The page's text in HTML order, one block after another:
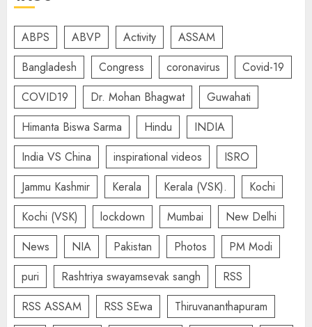
ABPS ABVP Activity
ASSAM
Bangladesh
Congress coronavirus
Covid-19
COVID19
Dr. Mohan Bhagwat
Guwahati
Himanta Biswa Sarma
Hindu
INDIA
India VS China
inspirational videos
ISRO
Jammu Kashmir
Kerala Kerala (VSK).
Kochi
Kochi (VSK)
lockdown Mumbai
New Delhi
News
NIA Pakistan Photos
PM Modi
puri
Rashtriya swayamsevak sangh
RSS
RSS ASSAM
RSS SEwa
Thiruvananthapuram